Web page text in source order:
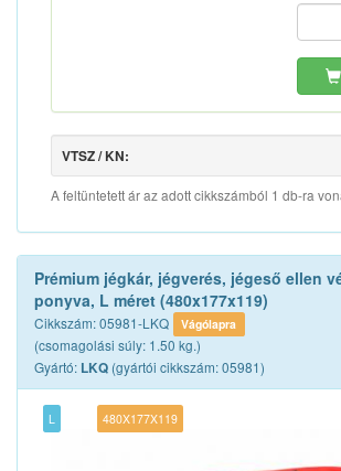
VTSZ / KN:
A feltüntetett ár az adott cikkszámból 1 db-ra
Prémium jégkár, jégverés, jégeső ellen
ponyva, L méret (480x177x119)
Cikkszám: 05981-LKQ Vágólapra
(csomagolási súly: 1.50 kg.)
Gyártó: LKQ (gyártói cikkszám: 05981)
L 480X177X119